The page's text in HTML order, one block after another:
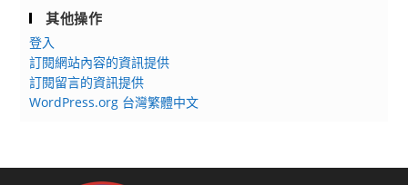
其他操作
登入
訂閱網站內容的資訊提供
訂閱留言的資訊提供
WordPress.org 台灣繁體中文